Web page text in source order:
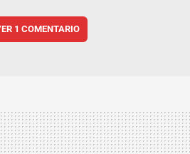
1 COMENTARIO